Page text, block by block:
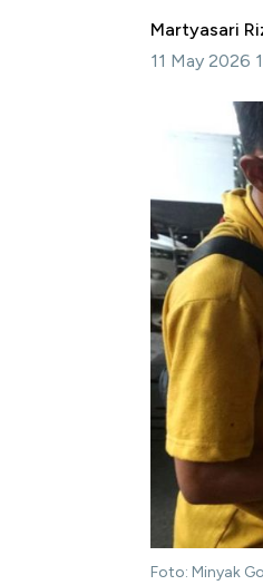
Martyasari
11 May 2026
Foto: Minyak